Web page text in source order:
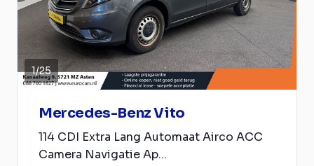
1/25
Mercedes-Benz Vito
114 CDI Extra Lang Automaat Airco ACC
Camera Navigatie Ap...